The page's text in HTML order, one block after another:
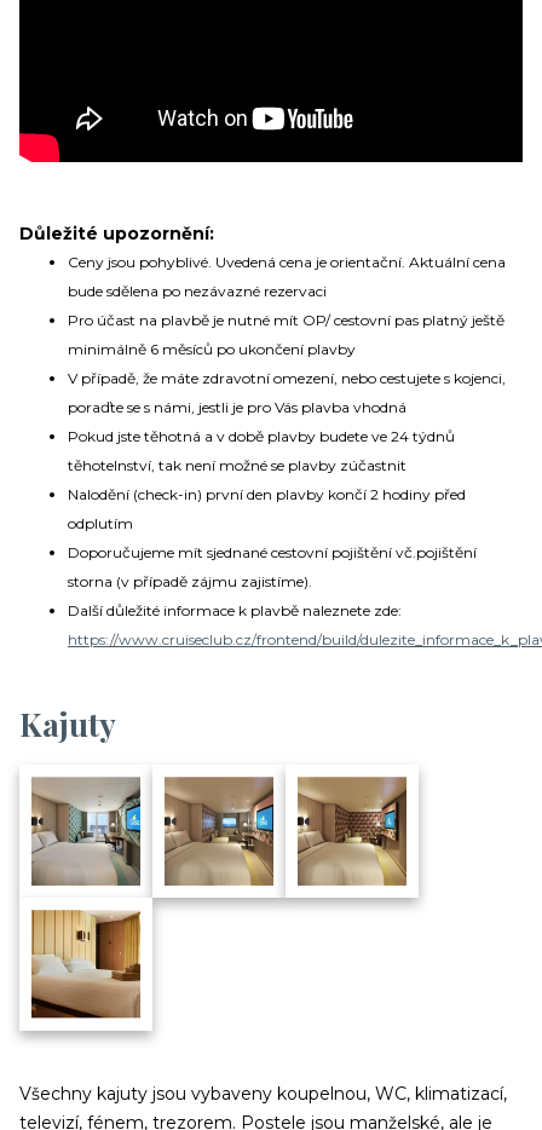
Důležité upozornění:
Ceny jsou pohyblivé. Uvedená cena je orientační. Aktuální cena
bude sdělena po nezávazné rezervaci
Pro účast na plavbě je nutné mít OP/ cestovní pas platný ještě
minimálně 6 měsíců po ukončení plavby
V případě, že máte zdravotní omezení, nebo cestujete s kojenci,
poraďte se s námi, jestli je pro Vás plavba vhodná
Pokud jste těhotná a v době plavby budete ve 24 týdnů
těhotelnství, tak není možné se plavby zúčastnit
Nalodění (check-in) první den plavby končí 2 hodiny před
odplutím
Doporučujeme mít sjednané cestovní pojištění vč.pojištění
storna (v případě zájmu zajistíme).
Další důležité informace k plavbě naleznete zde:
https://www.cruiseclub.cz/frontend/build/
Kajuty
Všechny kajuty jsou vybaveny koupelnou, WC, klimatizací,
televizí, fénem, trezorem. Postele jsou manželské, ale je